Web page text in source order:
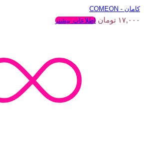
کامان - COMEON
۱۷,۰۰۰ تومان اطلاعات بیشتر